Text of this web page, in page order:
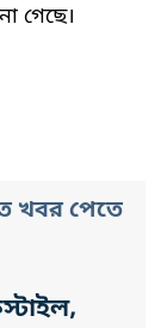
গেছে।
খবর পেতে